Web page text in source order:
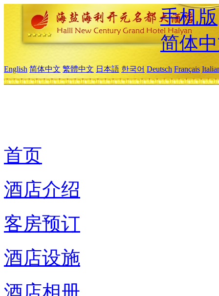
手机版
简体
English 简体中文 繁體中文 日本語 한국어 Deutsch Français
首页
酒店介绍
客房预订
酒店设施